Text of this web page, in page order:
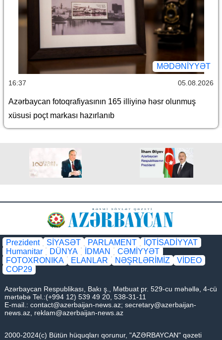
MƏDƏNIYYƏT
16:37 05.08.2026
Azərbaycan fotoqrafiyasının 165 illiyinə həsr olunmuş
xüsusi poçt markası hazırlanıb
Prezident SİYASƏT PARLAMENT
İQTİSADİYYAT
Humanitar
DÜNYA İDMAN
CƏMİYYƏT
FOTOXRONIKA
ELANLAR NƏŞRLƏRİMİZ
VİDEO
COP29
Azərbaycan Respublikası, Bakı ş., Mətbuat pr. 529-cu məhəllə, 4-cü
mərtəbə Tel.:(+994 12) 539 49 20, 538-31-11
E-mail.: contact@azerbaijan-news.az; secretary@azerbaijan-
news.az reklam@azerbaijan-news.az
2000-2024(c) Bütün hüquqları qorunur, "AZƏRBAYCAN" qəzeti